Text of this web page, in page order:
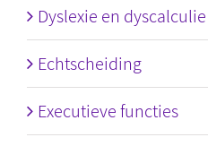
Dyslexie en dyscalculie
Echtscheiding
Executieve functies